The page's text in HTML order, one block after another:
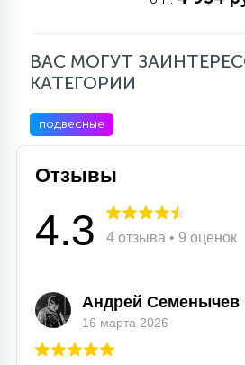
ВАС МОГУТ
КАТЕГОРИИ
подвесные
Отзывы
4.3 4 отзыва • 9 оценок
Андрей Семенычев
16 марта 2026